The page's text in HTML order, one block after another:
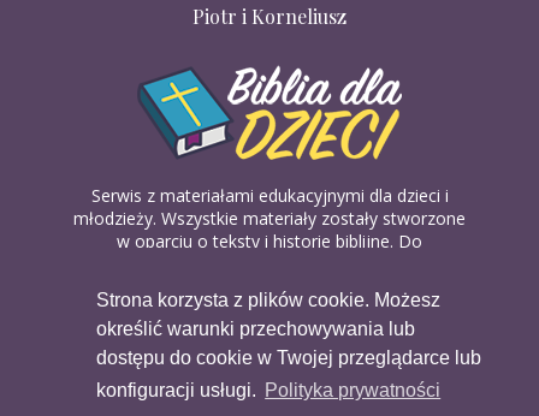
Strona korzysta z plików cookie. Możesz
określić warunki przechowywania lub
dostępu do cookie w Twojej przeglądarce lub
konfiguracji usługi. Polityka prywatności
Piotr i Korneliusz
Serwis z materiałami edukacyjnymi dla dzieci i
młodzieży. Wszystkie materiały zostały stworzone
w oparciu o teksty i historie biblijne. Do
biblijnych. Można je pobierać, drukować i
udostępniać bez żadnych opłat. Materiałów
dostępnych na serwisie nie można wykorzystywać
w celach komercyjnych.